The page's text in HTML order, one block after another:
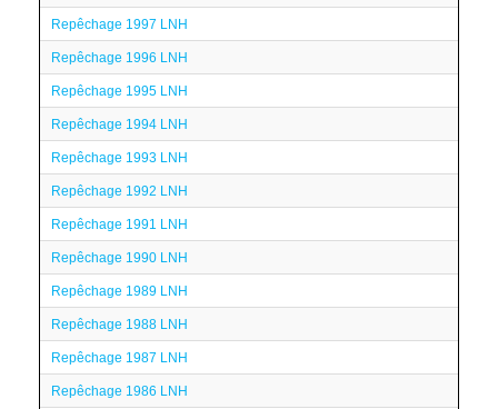
Repêchage 1997 LNH
Repêchage 1996 LNH
Repêchage 1995 LNH
Repêchage 1994 LNH
Repêchage 1993 LNH
Repêchage 1992 LNH
Repêchage 1991 LNH
Repêchage 1990 LNH
Repêchage 1989 LNH
Repêchage 1988 LNH
Repêchage 1987 LNH
Repêchage 1986 LNH